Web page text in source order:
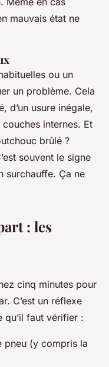
mauvais état ne
ou un
un problème. Cela
d’un usure inégale,
internes. Et
brûlé ?
souvent le signe
surchauffe. Ça ne
: les
cinq minutes pour
C’est un réflexe
qu’il faut vérifier :
pneu (y compris la